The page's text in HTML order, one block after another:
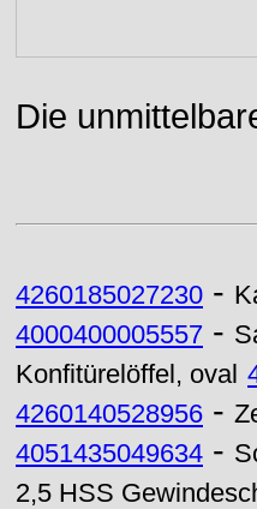
Die
4260185027230 -
4000400005557 -
Konfitürelöffel, oval
4260140528956 -
4051435049634 -
2,5 HSS